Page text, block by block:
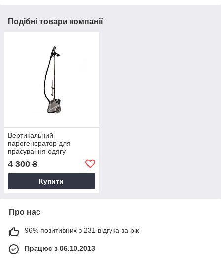
Подібні товари компанії
Вертикальний
парогенератор для
прасування одягу
4 300 ₴
Купити
Про нас
96% позитивних з 231 відгука за рік
Працює з 06.10.2013